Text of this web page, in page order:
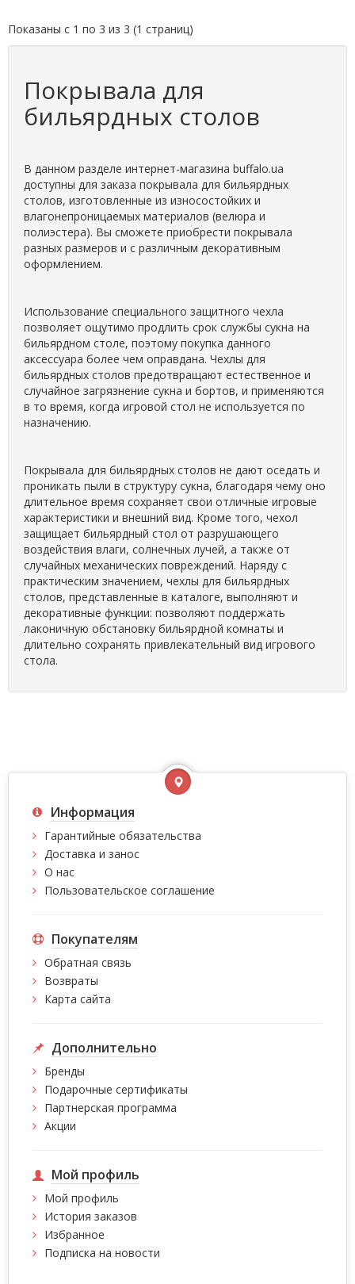
Показаны с 1 по 3 из 3 (1 страниц)
Покрывала для
бильярдных столов
В данном разделе интернет-магазина buffalo.ua
доступны для заказа покрывала для бильярдных
столов, изготовленные из износостойких и
влагонепроницаемых материалов (велюра и
полиэстера). Вы сможете приобрести покрывала
разных размеров и с различным декоративным
оформлением.
Использование специального защитного чехла
позволяет ощутимо продлить срок службы сукна на
бильярдном столе, поэтому покупка данного
аксессуара более чем оправдана. Чехлы для
бильярдных столов предотвращают естественное и
случайное загрязнение сукна и бортов, и применяются
в то время, когда игровой стол не используется по
назначению.
Покрывала для бильярдных столов не дают оседать и
проникать пыли в структуру сукна, благодаря чему оно
длительное время сохраняет свои отличные игровые
характеристики и внешний вид. Кроме того, чехол
защищает бильярдный стол от разрушающего
воздействия влаги, солнечных лучей, а также от
случайных механических повреждений. Наряду с
практическим значением, чехлы для бильярдных
столов, представленные в каталоге, выполняют и
декоративные функции: позволяют поддержать
лаконичную обстановку бильярдной комнаты и
длительно сохранять привлекательный вид игрового
стола.
Информация
Гарантийные обязательства
Доставка и занос
О нас
Пользовательское соглашение
Покупателям
Обратная связь
Возвраты
Карта сайта
Дополнительно
Бренды
Подарочные сертификаты
Партнерская программа
Акции
Мой профиль
Мой профиль
История заказов
Избранное
Подписка на новости